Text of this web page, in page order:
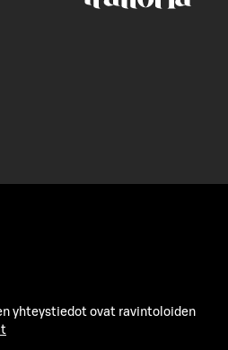
yhteystiedot ovat ravintoloiden